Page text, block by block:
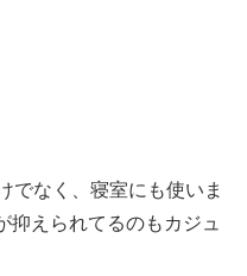
でなく、寝室にも使いま
抑えられてるのもカジュ